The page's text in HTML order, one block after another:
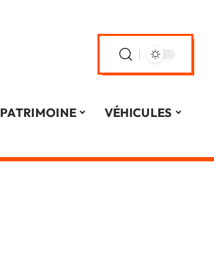
PATRIMOINE
VÉHICULES